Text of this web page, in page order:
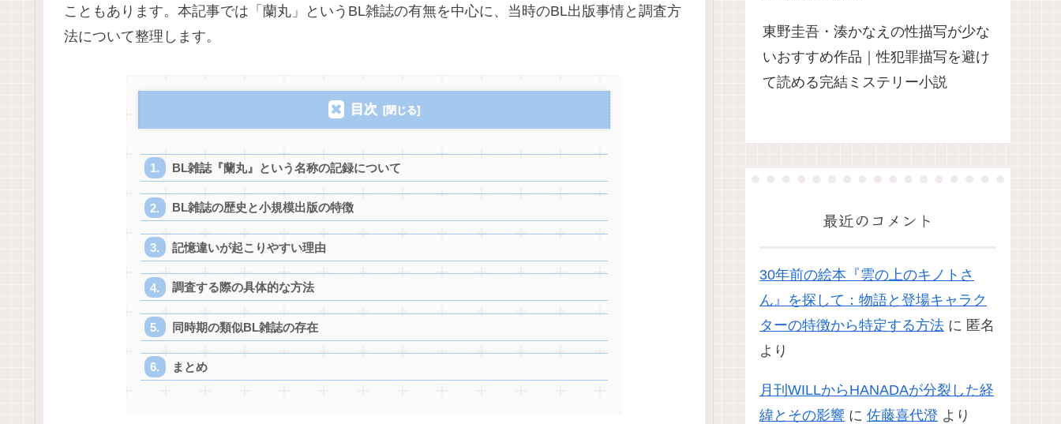
こともあります。本記事では「蘭丸」というBL雑誌の有無を中心に、当時のBL出版事情と調査方
法について整理します。
目次
BL雑誌『蘭丸』という名称の記録について
BL雑誌の歴史と小規模出版の特徴
記憶違いが起こりやすい理由
調査する際の具体的な方法
同時期の類似BL雑誌の存在
まとめ
東野圭吾・湊かなえの性描写が少な
いおすすめ作品｜性犯罪描写を避け
て読める完結ミステリー小説
最近のコメント
30年前の絵本『雲の上のキノトさ
ん』を探して：物語と登場キャラク
ターの特徴から特定する方法 に 匿名
より
月刊WILLからHANADAが分裂した経
緯とその影響 に 佐藤喜代澄 より